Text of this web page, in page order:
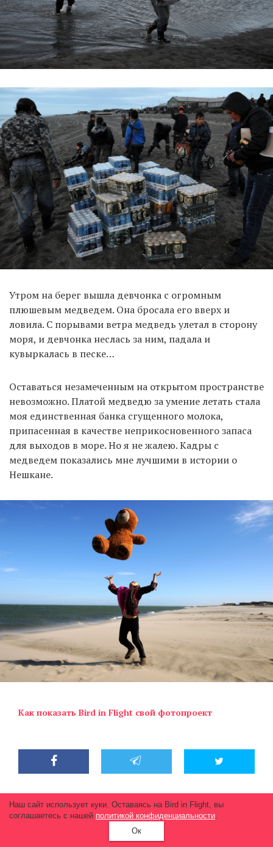
Утром на берег вышла девчонка с огромным
плюшевым медведем. Она бросала его вверх и
ловила. С порывами ветра медведь улетал в сторону
моря, и девчонка неслась за ним, падала и
кувыркалась в песке…
Оставаться незамеченным на открытом пространстве
невозможно. Платой медведю за умение летать стала
моя единственная банка сгущенного молока,
припасенная в качестве неприкосновенного запаса
для выходов в море. Но я не жалею. Кадры с
медведем показались мне лучшими в истории о
Нешкане.
Как показать Bird in Flight свой фотопроект
Метки Андрей Шапран быт Путешествие
Наш сайт использует куки. Оставаясь на Bird in Flight, вы
соглашаетесь с нашей политикой конфиденциальности.
Ок